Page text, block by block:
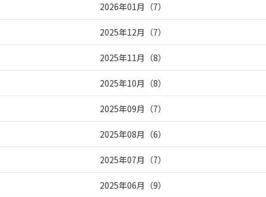
2026年01月 （7）
2025年12月 （7）
2025年11月 （8）
2025年10月 （8）
2025年09月 （7）
2025年08月 （6）
2025年07月 （7）
2025年06月 （9）